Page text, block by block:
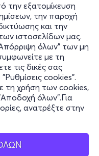
την εξατομίκευση
την παροχή
και την
ιστοσελίδων μας.
όλων" των μη
με τη
τις δικές σας
cookies".
τη χρήση των cookies,
όλων".Για
ανατρέξτε στην